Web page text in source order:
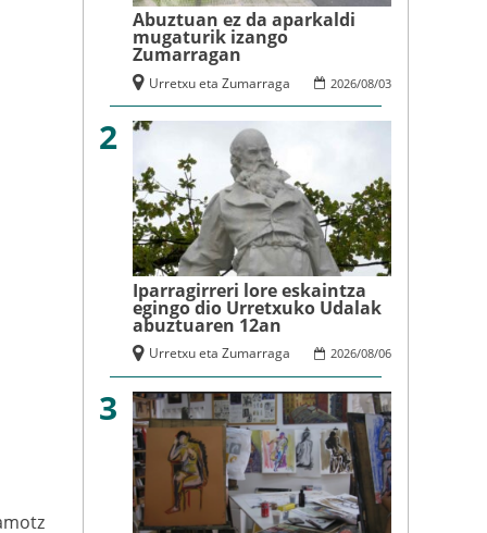
Abuztuan ez da aparkaldi
mugaturik izango
Zumarragan
2026/08/03
Urretxu eta Zumarraga
2
Iparragirreri lore eskaintza
egingo dio Urretxuko Udalak
abuztuaren 12an
2026/08/06
Urretxu eta Zumarraga
3